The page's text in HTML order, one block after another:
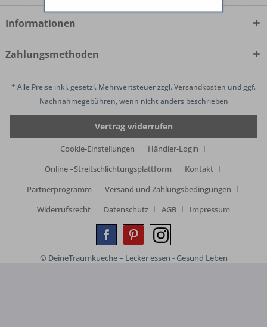
Informationen
Zahlungsmethoden
* Alle Preise inkl. gesetzl. Mehrwertsteuer zzgl.Versandkosten und ggf.
Nachnahmegebühren, wenn nicht anders beschrieben
Vertrag widerrufen
Cookie-Einstellungen
Händler-Login
Online –Streitschlichtungsplattform
Kontakt
Partnerprogramm
Versand und Zahlungsbedingungen
Widerrufsrecht
Datenschutz AGB Impressum
© DeineTraumkueche = Lecker essen - Gesund Leben